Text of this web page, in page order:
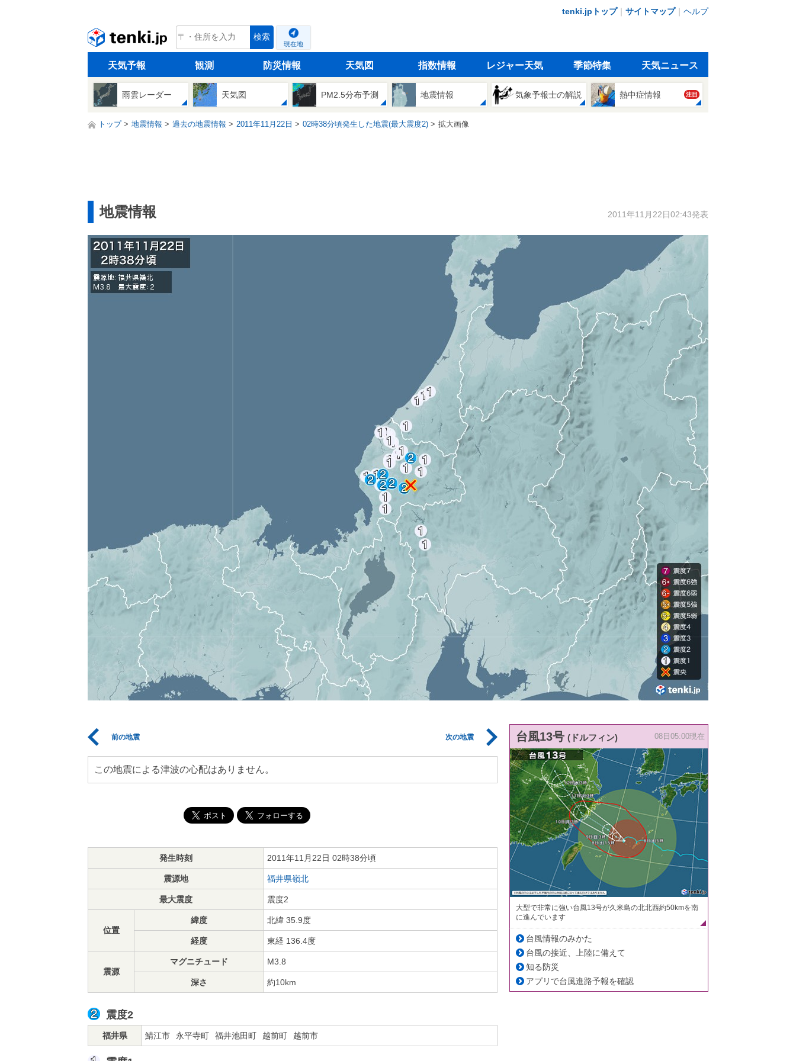
tenki.jpトップ｜ サイトマップ｜ ヘルプ
tenki.jp 検索
現在地
天気予報 観測 防災情報 天気図 指数情報 レジャー天気 季節特集 天気ニュース
雨雲レーダー 天気図 PM2.5分布予測 地震情報 気象予報士の解説 熱中症情報 注目
トップ 地震情報 過去の地震情報 2011年11月22日 02時38分頃発生した地震(最大震度2) 拡大画像
地震情報 2011年11月22日02:43発表
前の地震 次の地震
この地震による津波の心配はありません。
発生時刻 2011年11月22日 02時38分頃
震源地 福井県嶺北
最大震度 震度2
位置
緯度 北緯 35.9度
経度 東経 136.4度
震源
マグニチュード M3.8
深さ 約10km
震度2
福井県 鯖江市 永平寺町 福井池田町 越前町 越前市
台風13号 (ドルフィン) 08日05:00現在
大型で非常に強い台風13号が久米島の北北西約50kmを南
に進んでいます
台風情報のみかた
台風の接近、上陸に備えて
知る防災
アプリで台風進路予報を確認